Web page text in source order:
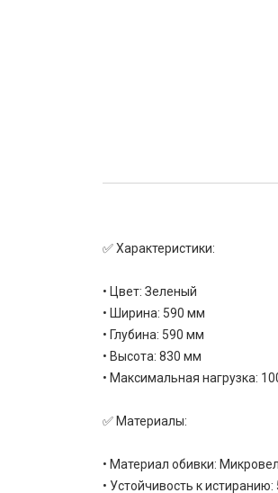
✅ Характеристики:
• Цвет: Зеленый
• Ширина: 590 мм
• Глубина: 590 мм
• Высота: 830 мм
• Максимальная нагрузка:
✅ Материалы:
• Материал обивки:
• Устойчивость к